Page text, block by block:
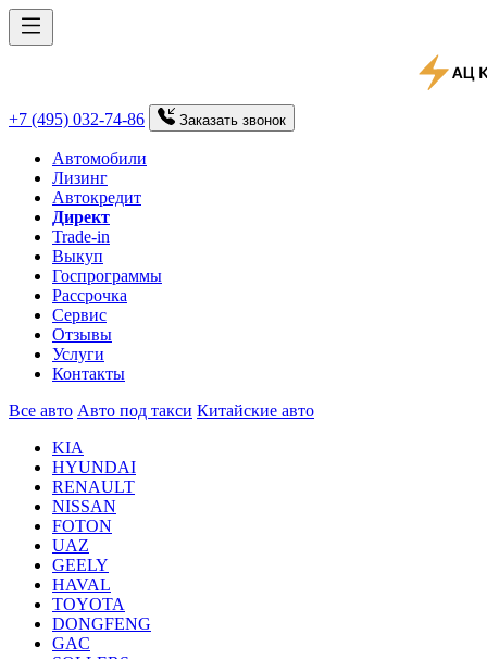
+7 (495) 032-74-86 Заказать звонок
Автомобили
Лизинг
Автокредит
Директ
Trade-in
Выкуп
Госпрограммы
Рассрочка
Сервис
Отзывы
Услуги
Контакты
Все авто Авто под такси Китайские авто
KIA
HYUNDAI
RENAULT
NISSAN
FOTON
UAZ
GEELY
HAVAL
TOYOTA
DONGFENG
GAC